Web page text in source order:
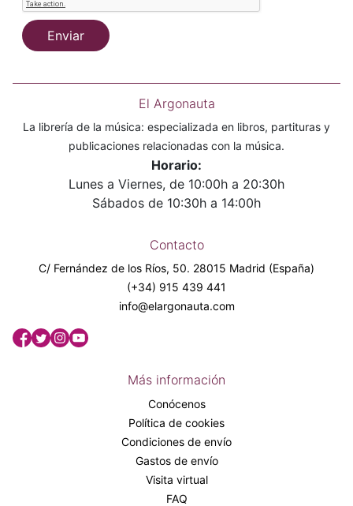
Enviar
El Argonauta
La librería de la música: especializada en libros, partituras y
publicaciones relacionadas con la música.
Horario:
Lunes a Viernes, de 10:00h a 20:30h
Sábados de 10:30h a 14:00h
Contacto
C/ Fernández de los Ríos, 50. 28015 Madrid (España)
(+34) 915 439 441
info@elargonauta.com
Más información
Conócenos
Política de cookies
Condiciones de envío
Gastos de envío
Visita virtual
FAQ